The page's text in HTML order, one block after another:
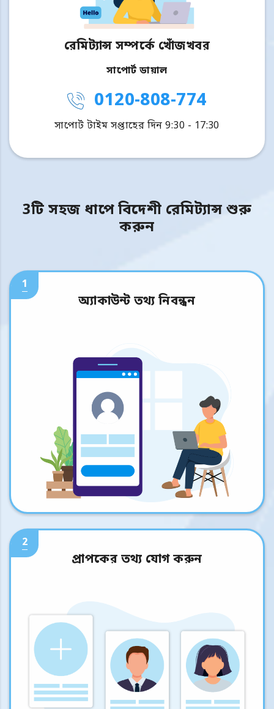
রেমিট্যান্স সম্পর্কে খোঁজখবর
সাপোর্ট ডায়াল
0120-808-774
সাপোর্ট টাইম সপ্তাহের দিন 9:30 - 17:30
3টি সহজ ধাপে বিদেশী রেমিট্যান্স শুরু
করুন
1
অ্যাকাউন্ট তথ্য নিবন্ধন
2
প্রাপকের তথ্য যোগ করুন